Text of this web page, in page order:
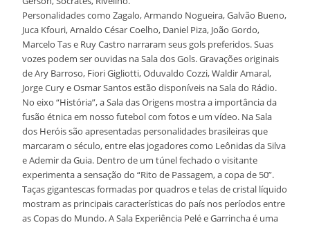
Personalidades como Zagalo, Armando Nogueira, Galvão Bueno,
Juca Kfouri, Arnaldo César Coelho, Daniel Piza, João Gordo,
Marcelo Tas e Ruy Castro narraram seus gols preferidos. Suas
vozes podem ser ouvidas na Sala dos Gols. Gravações originais
de Ary Barroso, Fiori Gigliotti, Oduvaldo Cozzi, Waldir Amaral,
Jorge Cury e Osmar Santos estão disponíveis na Sala do Rádio.
No eixo “História”, a Sala das Origens mostra a importância da
fusão étnica em nosso futebol com fotos e um vídeo. Na Sala
dos Heróis são apresentadas personalidades brasileiras que
marcaram o século, entre elas jogadores como Leônidas da Silva
e Ademir da Guia. Dentro de um túnel fechado o visitante
experimenta a sensação do “Rito de Passagem, a copa de 50”.
Taças gigantescas formadas por quadros e telas de cristal líquido
mostram as principais características do país nos períodos entre
as Copas do Mundo. A Sala Experiência Pelé e Garrincha é uma